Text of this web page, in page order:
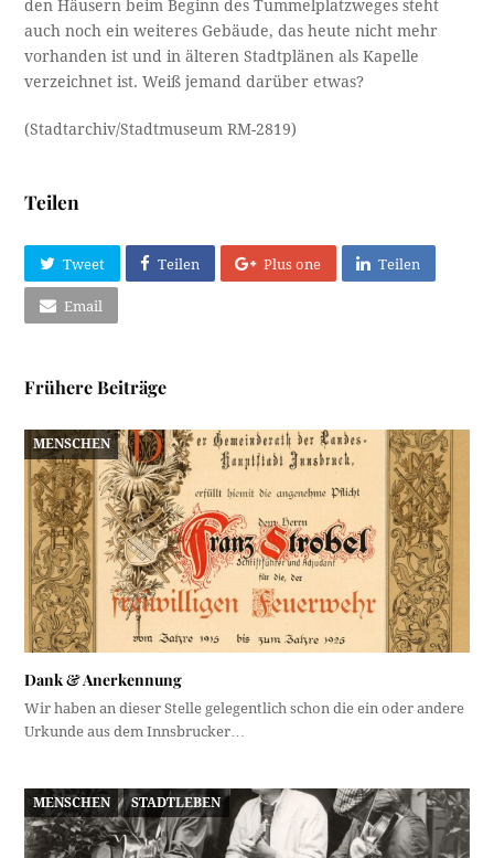
den Häusern beim Beginn des Tummelplatzweges steht
auch noch ein weiteres Gebäude, das heute nicht mehr
vorhanden ist und in älteren Stadtplänen als Kapelle
verzeichnet ist. Weiß jemand darüber etwas?
(Stadtarchiv/Stadtmuseum RM-2819)
Teilen
Tweet Teilen Plus one Teilen
Email
Frühere Beiträge
MENSCHEN
Dank & Anerkennung
Wir haben an dieser Stelle gelegentlich schon die ein oder andere
Urkunde aus dem Innsbrucker…
MENSCHEN STADTLEBEN